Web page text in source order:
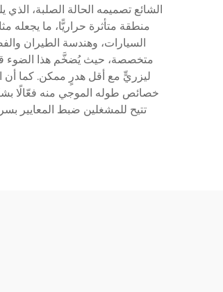
الشائع تصميمه الحالة الصلبة،
منطقة متأثرة حراريًّا، ما يجعله
السيارات، وهندسة الطيران
متخصصة، حيث يُضخَّم هذا الضوء قبل
ليزريٍّ مع أقل هدرٍ ممكن. كما أن
خصائص طوله الموجي منه فعّالًا